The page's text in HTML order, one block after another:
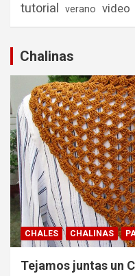
tutorial verano video
Chalinas
CHALES CHALINAS
Tejamos juntas un